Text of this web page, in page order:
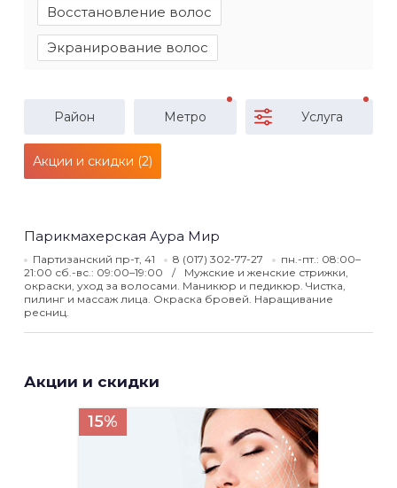
Восстановление волос
Экранирование волос
Район Метро Услуга
Акции и скидки (2)
Парикмахерская Аура Мир
Партизанский пр-т, 41 8 (017) 302-77-27
пн.-пт.: 08:00–
21:00 сб.-вс.: 09:00–19:00
Мужские и женские стрижки,
окраски, уход за волосами. Маникюр и педикюр. Чистка,
пилинг и массаж лица. Окраска бровей. Наращивание
ресниц.
Акции и скидки
15%